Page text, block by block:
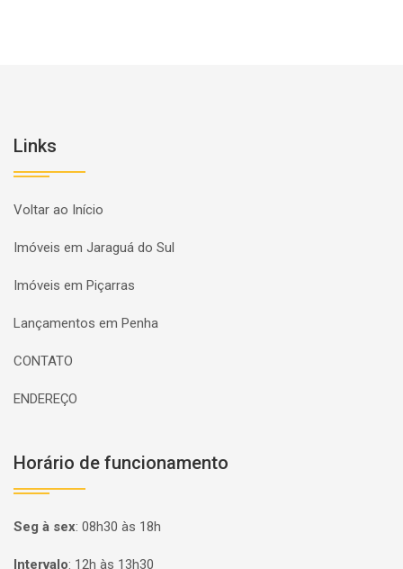
Links
Voltar ao Início
Imóveis em Jaraguá do Sul
Imóveis em Piçarras
Lançamentos em Penha
CONTATO
ENDEREÇO
Horário de funcionamento
Seg à sex: 08h30 às 18h
Intervalo: 12h às 13h30